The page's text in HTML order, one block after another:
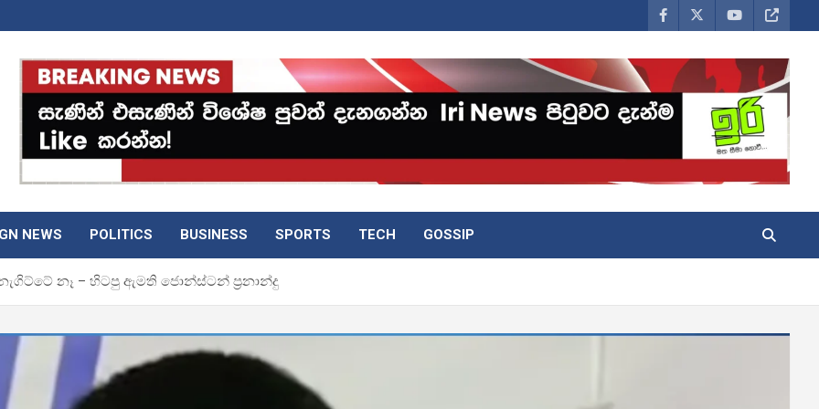
NEWS POLITICS BUSINESS SPORTS TECH GOSSIP
නෑ – හිටපු ඇමති ජොන්ස්ටන් ප්‍රනාන්දු